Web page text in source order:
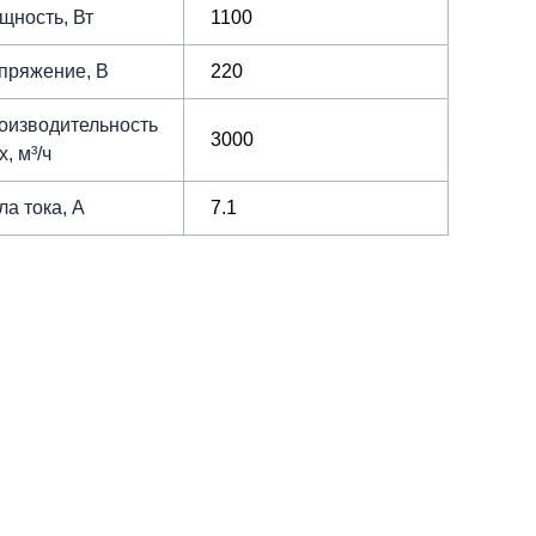
Вт 1100
В 220
м³/ч
3000
тока, А 7.1